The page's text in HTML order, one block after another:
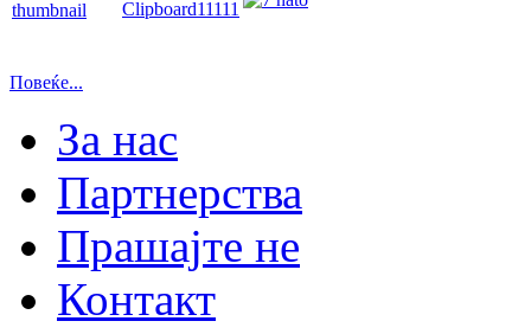
Повеќе...
За нас
Партнерства
Прашајте не
Контакт